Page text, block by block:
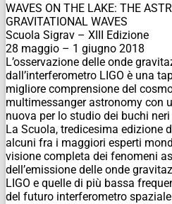
WAVES ON THE LAKE: THE
GRAVITATIONAL WAVES
Scuola Sigrav – XIII Edizione
28 maggio – 1 giugno 2018
L’osservazione delle onde
dall’interferometro LIGO è una
migliore comprensione del
multimessanger astronomy con
nuova per lo studio dei buchi
La Scuola, tredicesima edizione
alcuni fra i maggiori esperti
visione completa dei fenomeni
dell’emissione delle onde
LIGO e quelle di più bassa
del futuro interferometro spaziale